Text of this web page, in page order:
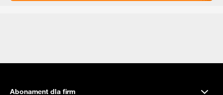
Abonament dla firm